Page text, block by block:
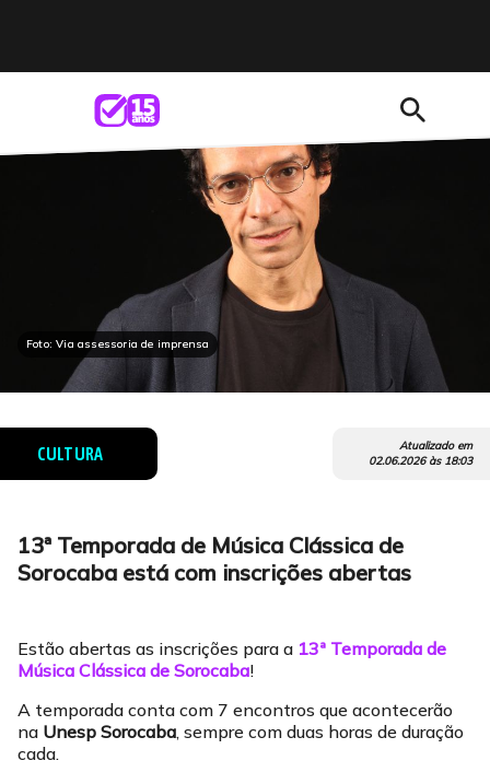
search
Foto: Via assessoria de imprensa
CULTURA
Atualizado em
02.06.2026às 18:03
13ª Temporada de Música Clássica de
Sorocaba está com inscrições abertas
Estão abertas as inscrições para a 13ª Temporada de
Música Clássica de Sorocaba!
A temporada conta com 7 encontros que acontecerão
na Unesp Sorocaba, sempre com duas horas de duração
cada.